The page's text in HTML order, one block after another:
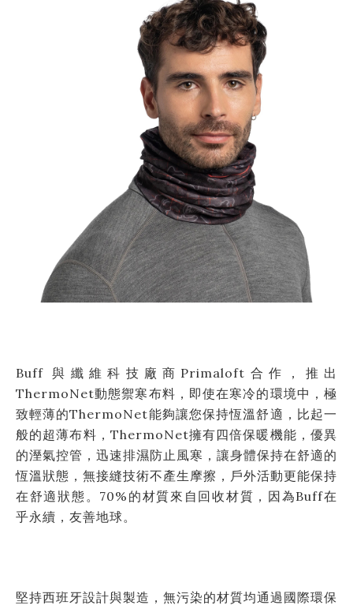
Buff 與纖維科技廠商Primaloft合作，推出
ThermoNet動態禦寒布料，即使在寒冷的環境中，極
致輕薄的ThermoNet能夠讓您保持恆溫舒適，比起一
般的超薄布料，ThermoNet擁有四倍保暖機能，優異
的溼氣控管，迅速排濕防止風寒，讓身體保持在舒適的
恆溫狀態，無接縫技術不產生摩擦，戶外活動更能保持
在舒適狀態。70%的材質來自回收材質，因為Buff在
乎永續，友善地球。
堅持西班牙設計與製造，無污染的材質均通過國際環保